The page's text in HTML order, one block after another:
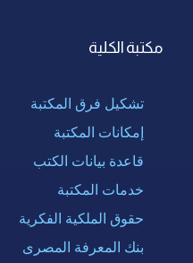
مكتبة الكلية
تشكيل فرق المكتبة
إمكانات المكتبة
قاعدة بيانات الكتب
خدمات المكتبة
حقوق الملكية الفكرية
بنك المعرفة المصرى